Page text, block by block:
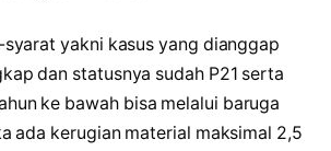
syarat yakni kasus yang dianggap
dan statusnya sudah P21 serta
ke bawah bisa melalui baruga
ada kerugian material maksimal 2,5